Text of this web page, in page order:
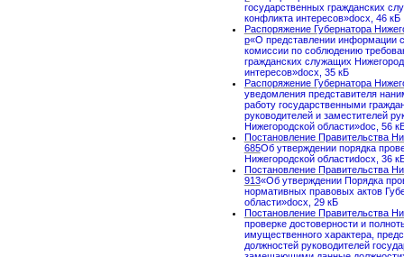
государственных гражданских
конфликта интересов»docx, 46 кБ
Распоряжение Губернатора
р«О представлении информации
комиссии по соблюдению
гражданских служащих
интересов»docx, 35 кБ
Распоряжение Губернатора
уведомления представителя
работу государственными
руководителей и заместителей
Нижегородской области»doc, 56
Постановление Правительства
685Об утверждении порядка
Нижегородской областиdocx, 36
Постановление Правительства
913«Об утверждении Порядка
нормативных правовых актов
области»docx, 29 кБ
Постановление Правительства
проверке достоверности и
имущественного характера,
должностей руководителей